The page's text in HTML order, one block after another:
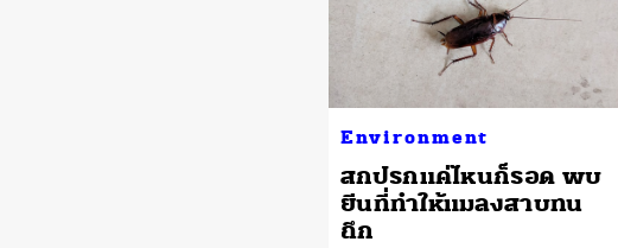
Environment
สกปรกแค่ไหนก็รอด พบ
ยีนที่ทำให้แมลงสาบทน
ถึก